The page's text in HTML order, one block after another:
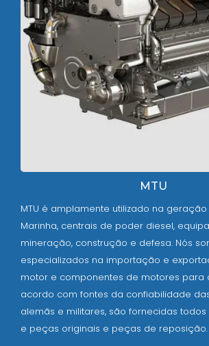
MTU
MTU é amplamente utilizado na
Marinha, centrais de poder diesel,
mineração, construção e defesa. Nós
especializados na importação e
motor e componentes de motores para
acordo com fontes da confiabilidade
alemãs e militares, são fornecidas todos
e peças originais e peças de reposição.